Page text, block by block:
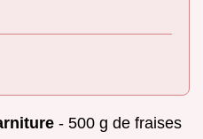
- 500 g de fraises